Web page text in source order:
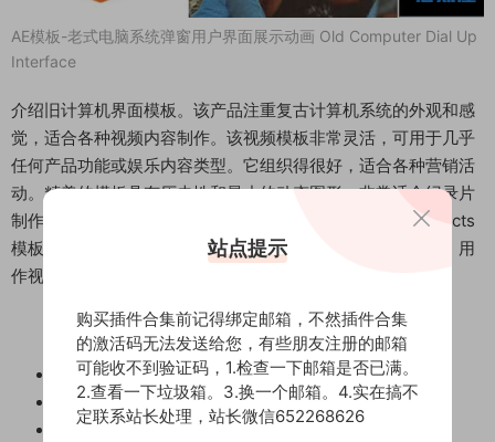
AE模板-老式电脑系统弹窗用户界面展示动画 Old Computer Dial Up
Interface
介绍旧计算机界面模板。该产品注重复古计算机系统的外观和感
觉，适合各种视频内容制作。该视频模板非常灵活，可用于几乎
任何产品功能或娱乐内容类型。它组织得很好，适合各种营销活
动。精美的模板具有历史性和最小的动态图形，非常适合纪录片
制作，并具有令人惊叹的 4K 质量。旧计算机界面 After Effects
模板易于自定义。非常适合与观众互动、宣传您的品牌内容、用
作视频网站频道开场或作为企业内容视频制作的一部分。
适用软件：AE CC 或更高版本
分辨率：3840*2160 4K
需要插件：无需外置插件
站点提示
购买插件合集前记得绑定邮箱，不然插件合集
的激活码无法发送给您，有些朋友注册的邮箱
可能收不到验证码，1.检查一下邮箱是否已满。
2.查看一下垃圾箱。3.换一个邮箱。4.实在搞不
定联系站长处理，站长微信652268626